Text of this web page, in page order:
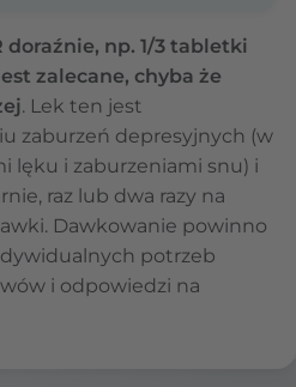
np. 1/3 tabletki
zalecane, chyba że
. Lek ten jest
zaburzeń depresyjnych (w
lęku i zaburzeniami snu) i
raz lub dwa razy na
Dawkowanie powinno
potrzeb
i odpowiedzi na